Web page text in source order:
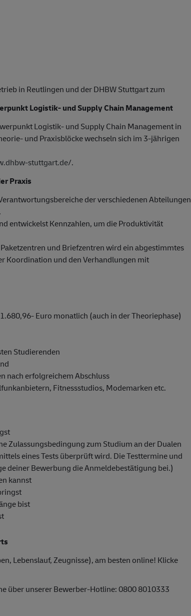
in Reutlingen und der DHBW Stuttgart zum
Logistik- und Supply Chain Management
Logistik- und Supply Chain Management in
und Praxisblöcke wechseln sich im 3-jährigen
stuttgart.de/.
Praxis
der verschiedenen Abteilungen
entwickelst Kennzahlen, um die Produktivität
und Briefzentren wird ein abgestimmtes
Koordination und den Verhandlungen mit
Euro monatlich (auch in der Theoriephase)
Studierenden
nach erfolgreichem Abschluss
Fitnessstudios, Modemarken etc.
Zulassungsbedingung zum Studium an der Dualen
eines Tests überprüft wird. Die Testtermine und
deiner Bewerbung die Anmeldebestätigung bei.)
kannst
bist
Lebenslauf, Zeugnisse), am besten online! Klicke
über unserer Bewerber-Hotline: 0800 8010333